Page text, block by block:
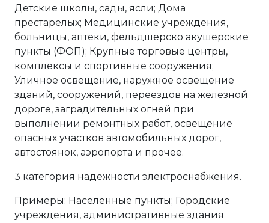
Детские школы, сады, ясли; Дома
престарелых; Медицинские учреждения,
больницы, аптеки, фельдшерско акушерские
пункты (ФОП); Крупные торговые центры,
комплексы и спортивные сооружения;
Уличное освещение, наружное освещение
зданий, сооружений, переездов на железной
дороге, заградительных огней при
выполнении ремонтных работ, освещение
опасных участков автомобильных дорог,
автостоянок, аэропорта и прочее.
3 категория надежности электроснабжения.
Примеры: Населенные пункты; Городские
учреждения, административные здания